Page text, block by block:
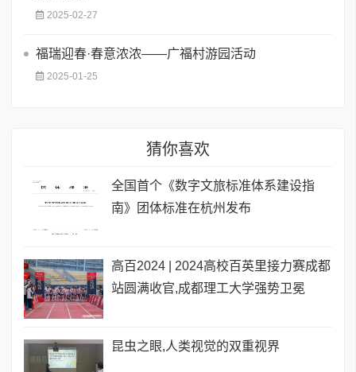
2025-02-27
福瑞迎春·春意浓浓——广福村游园活动
2025-01-25
猜你喜欢
全国首个《数字文旅标准体系建设指
南》团体标准在杭州发布
高百2024 | 2024高校百英里接力赛成都
站圆满收官,成都理工大学强势卫冕
昆虫之眼,人类视觉的双重视界